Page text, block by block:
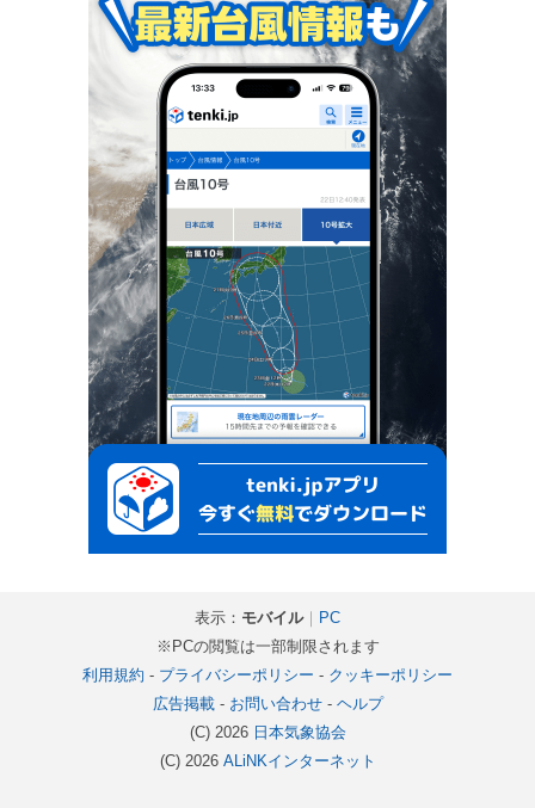
表示： モバイル｜ PC
※PCの閲覧は一部制限されます
利用規約 - プライバシーポリシー - クッキーポリシー
広告掲載- お問い合わせ- ヘルプ
(C) 2026 日本気象協会
(C) 2026 ALiNKインターネット